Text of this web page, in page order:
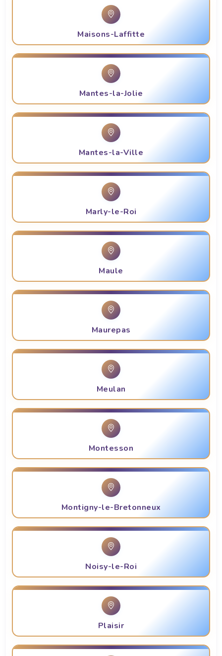
Maisons-Laffitte
Mantes-la-Jolie
Mantes-la-Ville
Marly-le-Roi
Maule
Maurepas
Meulan
Montesson
Montigny-le-Bretonneux
Noisy-le-Roi
Plaisir